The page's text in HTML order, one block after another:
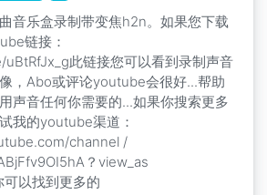
音乐盒录制带变焦h2n。如果您下载
链接：
此链接您可以看到录制声音
，Abo或评论youtube会很好...帮助
声音任何你需要的...如果你搜索更多
我的youtube渠道：
channel /
？view_as
以找到更多的